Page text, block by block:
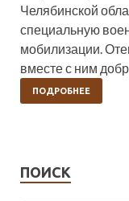
Челябинской
специальную
мобилизации.
вместе с ним
ПОДРОБНЕЕ
ПОИСК